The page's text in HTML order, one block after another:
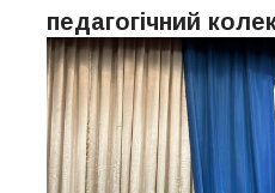
педагогічний